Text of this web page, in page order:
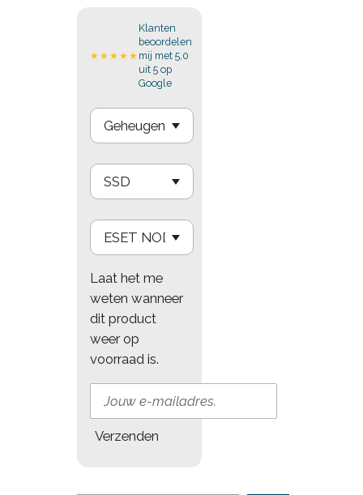
★★★★★
Klanten
beoordelen
mij met 5,0
uit 5 op
Google
Laat het me
weten wanneer
dit product
weer op
voorraad is.
Verzenden